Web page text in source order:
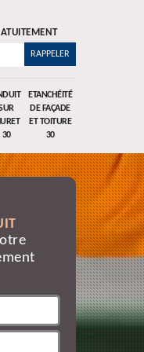
30
ETANCHÉITÉ
DE FAÇADE
ET TOITURE
30